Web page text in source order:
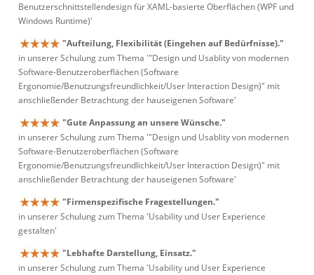
Benutzerschnittstellendesign für XAML-basierte Oberflächen (WPF und
Windows Runtime)'
"Aufteilung, Flexibilität (Eingehen auf Bedürfnisse)."
in unserer Schulung zum Thema '"Design und Usablity von modernen
Software-Benutzeroberflächen (Software
Ergonomie/Benutzungsfreundlichkeit/User Interaction Design)" mit
anschließender Betrachtung der hauseigenen Software'
"Gute Anpassung an unsere Wünsche."
in unserer Schulung zum Thema '"Design und Usablity von modernen
Software-Benutzeroberflächen (Software
Ergonomie/Benutzungsfreundlichkeit/User Interaction Design)" mit
anschließender Betrachtung der hauseigenen Software'
"Firmenspezifische Fragestellungen."
in unserer Schulung zum Thema 'Usability und User Experience
gestalten'
"Lebhafte Darstellung, Einsatz."
in unserer Schulung zum Thema 'Usability und User Experience